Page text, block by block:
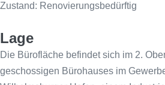
Zustand: Renovierungsbedürftig
Lage
Die Bürofläche befindet sich im 2.
geschossigen Bürohauses im